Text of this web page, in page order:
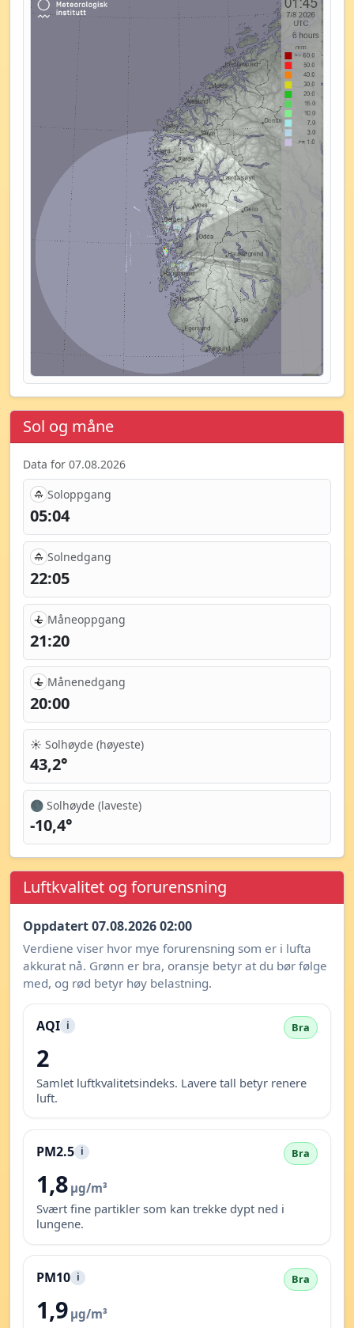
Sol og måne
Data for 07.08.2026
Soloppgang
05:04
Solnedgang
22:05
Måneoppgang
21:20
Månenedgang
20:00
☀️ Solhøyde (høyeste)
43,2°
🌑 Solhøyde (laveste)
-10,4°
Luftkvalitet og forurensning
Oppdatert 07.08.2026 02:00
Verdiene viser hvor mye forurensning som er i lufta
akkurat nå. Grønn er bra, oransje betyr at du bør følge
med, og rød betyr høy belastning.
AQI i Bra
2
Samlet luftkvalitetsindeks. Lavere tall betyr renere
luft.
PM2.5 i Bra
1,8 µg/m³
Svært fine partikler som kan trekke dypt ned i
lungene.
PM10 i Bra
1,9 µg/m³